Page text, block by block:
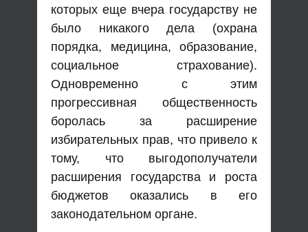
которых еще вчера государству не
было никакого дела (охрана
порядка, медицина, образование,
социальное страхование).
Одновременно с этим
прогрессивная общественность
боролась за расширение
избирательных прав, что привело к
тому, что выгодополучатели
расширения государства и роста
бюджетов оказались в его
законодательном органе.